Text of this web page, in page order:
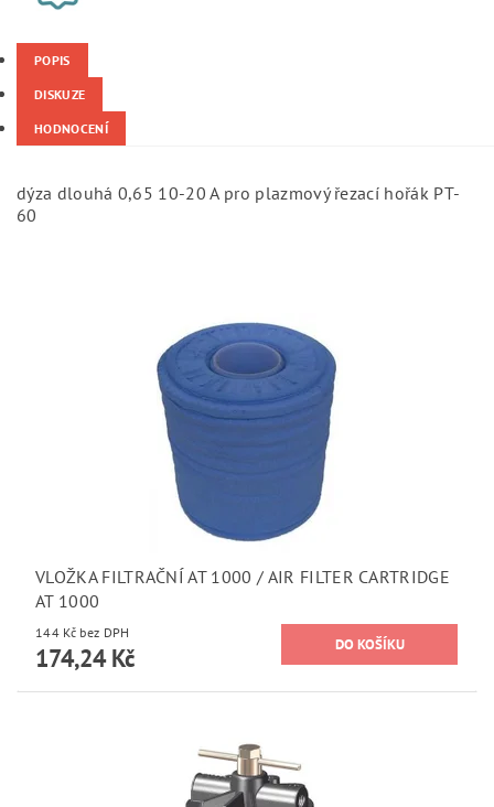
POPIS
DISKUZE
HODNOCENÍ
dýza dlouhá 0,65 10-20 A pro plazmový řezací hořák PT-
60
VLOŽKA FILTRAČNÍ AT 1000 / AIR FILTER CARTRIDGE
AT 1000
144 Kč bez DPH
174,24 Kč